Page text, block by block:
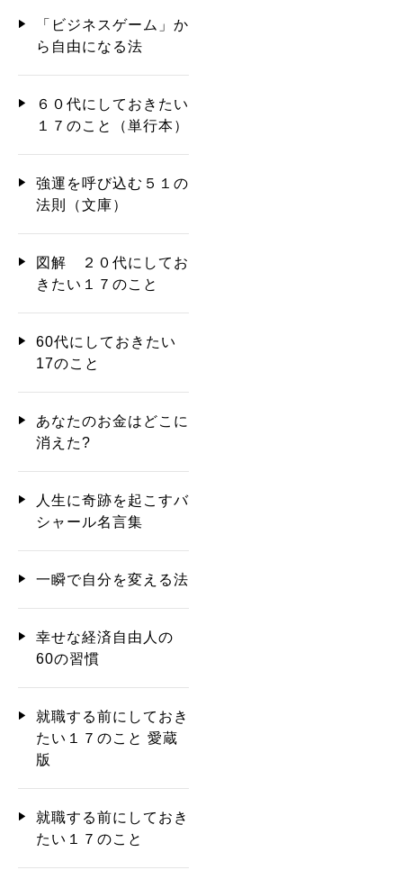
「ビジネスゲーム」か
ら自由になる法
６０代にしておきたい
１７のこと（単行本）
強運を呼び込む５１の
法則（文庫）
図解 ２０代にしてお
きたい１７のこと
60代にしておきたい
17のこと
あなたのお金はどこに
消えた?
人生に奇跡を起こすバ
シャール名言集
一瞬で自分を変える法
幸せな経済自由人の
60の習慣
就職する前にしておき
たい１７のこと 愛蔵
版
就職する前にしておき
たい１７のこと